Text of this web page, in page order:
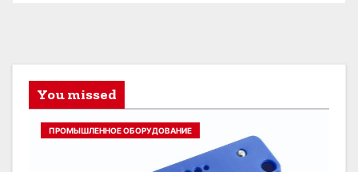
You missed
ПРОМЫШЛЕННОЕ ОБОРУДОВАНИЕ